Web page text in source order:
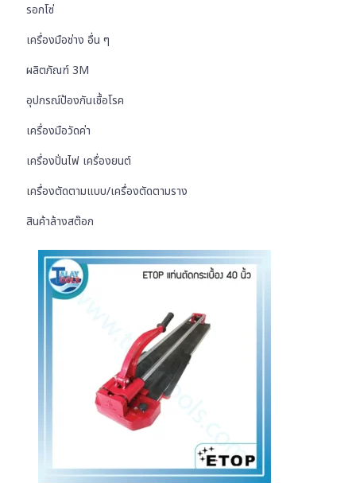
รอกโซ่
เครื่องมือช่าง อื่น ๆ
ผลิตภัณฑ์ 3M
อุปกรณ์ป้องกันเชื้อโรค
เครื่องมือวัดค่า
เครื่องปั่นไฟ เครื่องยนต์
เครื่องตัดตามแบบ/เครื่องตัดตามราง
สินค้าล้างสต๊อก